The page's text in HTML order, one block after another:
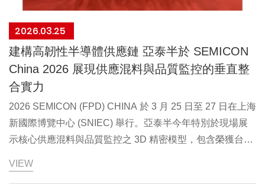
公
司
2026.03.25
建構高韌性半導體供應鏈 亞泰半於 SEMICON
China 2026 展現供應混料與品質監控的垂直整
合實力
2026 SEMICON (FPD) CHINA 於 3 月 25 日至 27 日在上海
新國際博覽中心 (SNIEC) 舉行。亞泰半今年特別於現場展
示核心供應混料與品質監控之 3D 精密模型，包含榮獲台灣
輸送設備，以及全自動滴定與線上測量系統，這些經實戰驗
VIEW